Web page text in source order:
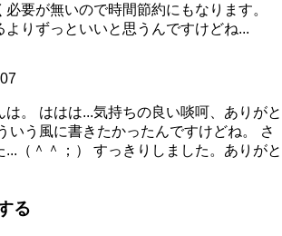
要が無いので時間節約にもなります。
よりずっといいと思うんですけどね...
は。 ははは...気持ちの良い啖呵、ありがと
いう風に書きたかったんですけどね。 さ
（＾＾；） すっきりしました。ありがと
る